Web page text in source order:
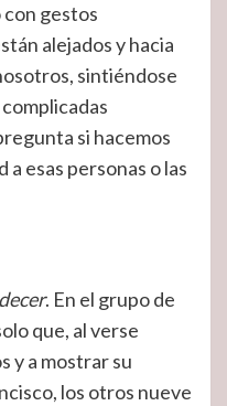
gestos
alejados y hacia
sintiéndose
si hacemos
esas personas o las
. En el grupo de
que, al verse
y a mostrar su
los otros nueve